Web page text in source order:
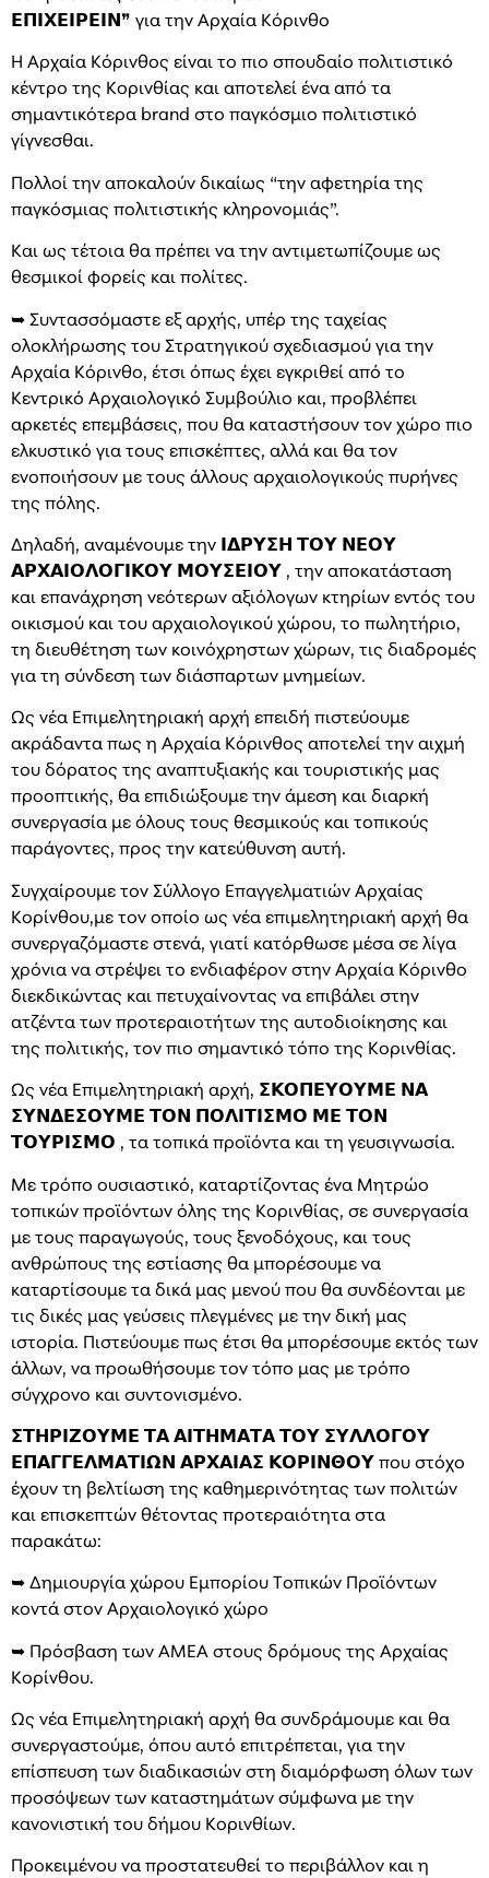
𝝚𝝥𝝞𝝬𝝚𝝞𝝦𝝚𝝞𝝢❞ για την Αρχαία Κόρινθο
Η Αρχαία Κόρινθος είναι το πιο σπουδαίο πολιτιστικό
κέντρο της Κορινθίας και αποτελεί ένα από τα
σημαντικότερα brand στο παγκόσμιο πολιτιστικό
γίγνεσθαι.
Πολλοί την αποκαλούν δικαίως “την αφετηρία της
παγκόσμιας πολιτιστικής κληρονομιάς”.
Και ως τέτοια θα πρέπει να την αντιμετωπίζουμε ως
θεσμικοί φορείς και πολίτες.
➥ Συντασσόμαστε εξ αρχής, υπέρ της ταχείας
ολοκλήρωσης του Στρατηγικού σχεδιασμού για την
Αρχαία Κόρινθο, έτσι όπως έχει εγκριθεί από το
Κεντρικό Αρχαιολογικό Συμβούλιο και, προβλέπει
αρκετές επεμβάσεις, που θα καταστήσουν τον χώρο πιο
ελκυστικό για τους επισκέπτες, αλλά και θα τον
ενοποιήσουν με τους άλλους αρχαιολογικούς πυρήνες
της πόλης.
Δηλαδή, αναμένουμε την 𝝞𝝙𝝦𝝪𝝨𝝜 𝝩𝝤𝝪 𝝢𝝚𝝤𝝪
𝝖𝝦𝝬𝝖𝝞𝝤𝝠𝝤𝝘𝝞𝝟𝝤𝝪 𝝡𝝤𝝪𝝨𝝚𝝞𝝤𝝪 , την αποκατάσταση
και επανάχρηση νεότερων αξιόλογων κτηρίων εντός του
οικισμού και του αρχαιολογικού χώρου, το πωλητήριο,
τη διευθέτηση των κοινόχρηστων χώρων, τις διαδρομές
για τη σύνδεση των διάσπαρτων μνημείων.
Ως νέα Επιμελητηριακή αρχή επειδή πιστεύουμε
ακράδαντα πως η Αρχαία Κόρινθος αποτελεί την αιχμή
του δόρατος της αναπτυξιακής και τουριστικής μας
προοπτικής, θα επιδιώξουμε την άμεση και διαρκή
συνεργασία με όλους τους θεσμικούς και τοπικούς
παράγοντες, προς την κατεύθυνση αυτή.
Συγχαίρουμε τον Σύλλογο Επαγγελματιών Αρχαίας
Κορίνθου,με τον οποίο ως νέα επιμελητηριακή αρχή θα
συνεργαζόμαστε στενά, γιατί κατόρθωσε μέσα σε λίγα
χρόνια να στρέψει το ενδιαφέρον στην Αρχαία Κόρινθο
διεκδικώντας και πετυχαίνοντας να επιβάλει στην
ατζέντα των προτεραιοτήτων της αυτοδιοίκησης και
της πολιτικής, τον πιο σημαντικό τόπο της Κορινθίας.
Ως νέα Επιμελητηριακή αρχή, 𝝨𝝟𝝤𝝥𝝚𝝪𝝤𝝪𝝡𝝚 𝝢𝝖
𝝨𝝪𝝢𝝙𝝚𝝨𝝤𝝪𝝡𝝚 𝝩𝝤𝝢 𝝥𝝤𝝠𝝞𝝩𝝞𝝨𝝡𝝤 𝝡𝝚 𝝩𝝤𝝢
𝝩𝝤𝝪𝝦𝝞𝝨𝝡𝝤 , τα τοπικά προϊόντα και τη γευσιγνωσία.
Με τρόπο ουσιαστικό, καταρτίζοντας ένα Μητρώο
τοπικών προϊόντων όλης της Κορινθίας, σε συνεργασία
με τους παραγωγούς, τους ξενοδόχους, και τους
ανθρώπους της εστίασης θα μπορέσουμε να
καταρτίσουμε τα δικά μας μενού που θα συνδέονται με
τις δικές μας γεύσεις πλεγμένες με την δική μας
ιστορία. Πιστεύουμε πως έτσι θα μπορέσουμε εκτός των
άλλων, να προωθήσουμε τον τόπο μας με τρόπο
σύγχρονο και συντονισμένο.
𝝨𝝩𝝜𝝦𝝞𝝛𝝤𝝪𝝡𝝚 𝝩𝝖 𝝖𝝞𝝩𝝜𝝡𝝖𝝩𝝖 𝝩𝝤𝝪 𝝨𝝪𝝠𝝠𝝤𝝘𝝤𝝪
𝝚𝝥𝝖𝝘𝝘𝝚𝝠𝝡𝝖𝝩𝝞𝝮𝝢 𝝖𝝦𝝬𝝖𝝞𝝖𝝨 𝝟𝝤𝝦𝝞𝝢𝝝𝝤𝝪 που στόχο
έχουν τη βελτίωση της καθημερινότητας των πολιτών
και επισκεπτών θέτοντας προτεραιότητα στα
παρακάτω:
➥ Δημιουργία χώρου Εμπορίου Τοπικών Προϊόντων
κοντά στον Αρχαιολογικό χώρο
➥ Πρόσβαση των ΑΜΕΑ στους δρόμους της Αρχαίας
Κορίνθου.
Ως νέα Επιμελητηριακή αρχή θα συνδράμουμε και θα
συνεργαστούμε, όπου αυτό επιτρέπεται, για την
επίσπευση των διαδικασιών στη διαμόρφωση όλων των
προσόψεων των καταστημάτων σύμφωνα με την
κανονιστική του δήμου Κορινθίων.
Προκειμένου να προστατευθεί το περιβάλλον και η